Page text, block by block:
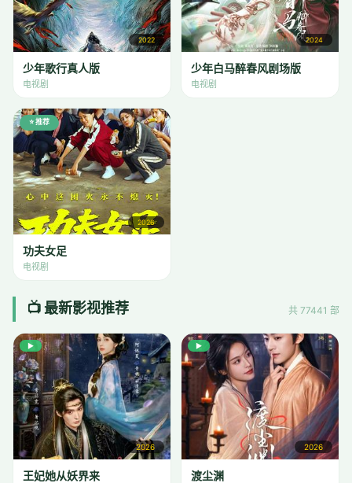
2022
少年歌行真人版
电视剧
2024
少年白马醉春风剧场版
电视剧
⭐ 推荐
2026
功夫女足
电视剧
📺 最新影视推荐 共 77441 部
2026
▶
王妃她从妖界来
2026
▶
渡尘渊